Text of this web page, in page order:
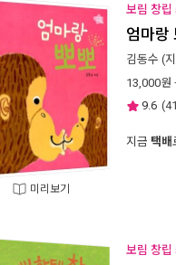
미리보기
보림 창립
엄마랑
김동수 (
13,000
9.6 (41
지금 택배
보림 창립